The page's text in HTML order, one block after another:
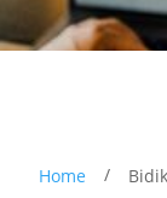
Home /